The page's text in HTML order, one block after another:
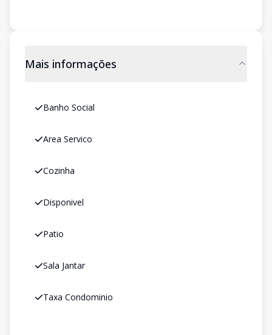
Mais informações
Banho Social
Area Servico
Cozinha
Disponivel
Patio
Sala Jantar
Taxa Condominio